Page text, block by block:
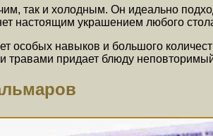
так и холодным. Он идеально
настоящим украшением любого
особых навыков и большого
придает блюду